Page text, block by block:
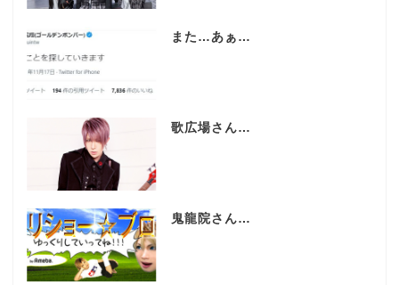
また…あぁ…
歌広場さん…
鬼龍院さん…